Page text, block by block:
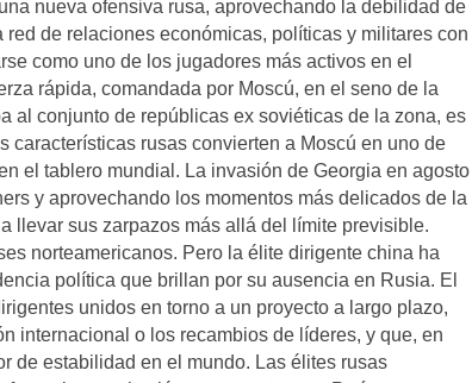
nueva ofensiva rusa, aprovechando la debilidad de
de relaciones económicas, políticas y militares con
como uno de los jugadores más activos en el
rápida, comandada por Moscú, en el seno de la
al conjunto de repúblicas ex soviéticas de la zona, es
características rusas convierten a Moscú en uno de
el tablero mundial. La invasión de Georgia en agosto
y aprovechando los momentos más delicados de la
llevar sus zarpazos más allá del límite previsible.
norteamericanos. Pero la élite dirigente china ha
política que brillan por su ausencia en Rusia. El
unidos en torno a un proyecto a largo plazo,
internacional o los recambios de líderes, y que, en
de estabilidad en el mundo. Las élites rusas